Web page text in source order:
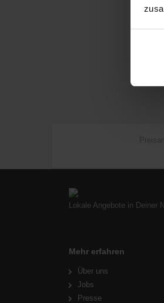
Lokale Angebote in Deiner
Mehr erfahren
Über uns
Jobs
Presse